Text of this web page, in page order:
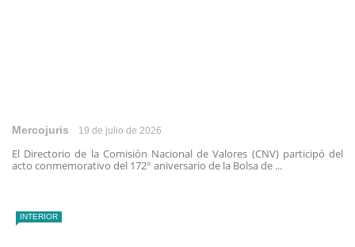
Mercojuris 19 de julio de 2026
El Directorio de la Comisión Nacional de Valores (CNV) participó del
acto conmemorativo del 172° aniversario de la Bolsa de ...
INTERIOR